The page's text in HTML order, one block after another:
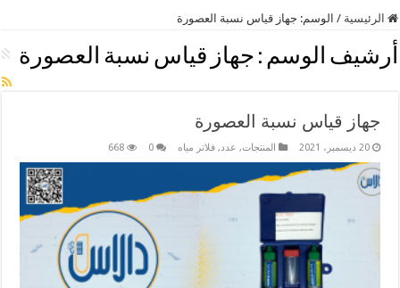
الرئيسية / الوسم: جهاز قياس نسبة العصورة
أرشيف الوسم : جهاز قياس نسبة العصورة
جهاز قياس نسبة العصورة
20 ديسمبر، 2021 المنتجات, عدد , فلاتر مياه 0
668